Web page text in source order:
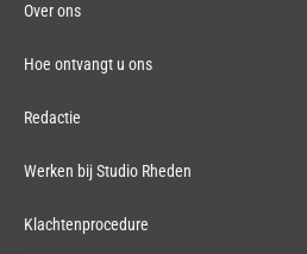
Over ons
Hoe ontvangt u ons
Redactie
Werken bij Studio Rheden
Klachtenprocedure